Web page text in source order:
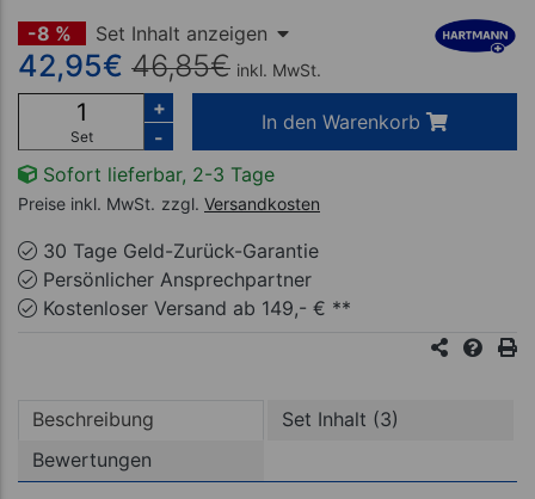
-8 % Set Inhalt anzeigen
42,95€ 46,85€ inkl. MwSt.
Set
+
-
In den Warenkorb
Sofort lieferbar, 2-3 Tage
Preise inkl. MwSt. zzgl. Versandkosten
30 Tage Geld-Zurück-Garantie
Persönlicher Ansprechpartner
Kostenloser Versand ab 149,- € **
Beschreibung
Set Inhalt (3)
Bewertungen